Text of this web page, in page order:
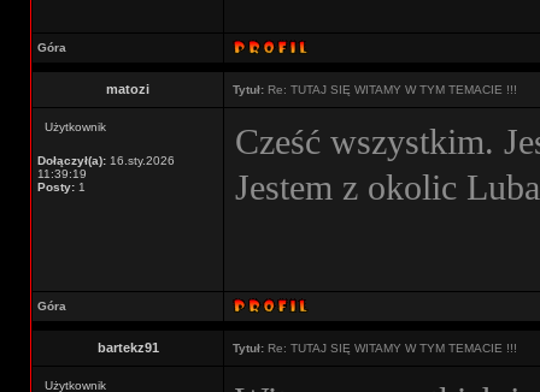
Góra
matozi Tytuł: Re: TUTAJ SIĘ WITAMY W TYM TEMACIE !!!
Użytkownik
Dołączył(a): 16.sty.2026
11:39:19
Posty: 1
Cześć wszystkim.
Jestem z okolic
Góra
bartekz91 Tytuł: Re: TUTAJ SIĘ WITAMY W TYM TEMACIE !!!
Użytkownik